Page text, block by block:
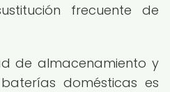
frecuente de
de almacenamiento y
domésticas es